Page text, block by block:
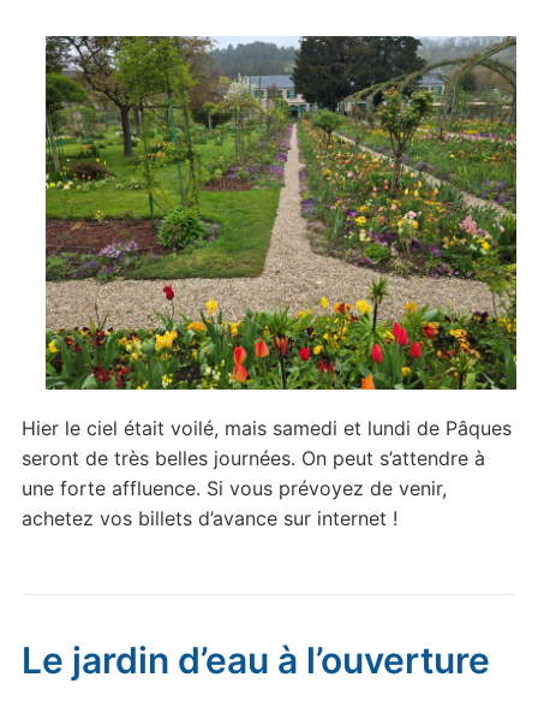
Hier le ciel était voilé, mais samedi et lundi de Pâques
seront de très belles journées. On peut s’attendre à
une forte affluence. Si vous prévoyez de venir,
achetez vos billets d’avance sur internet !
Le jardin d’eau à l’ouverture